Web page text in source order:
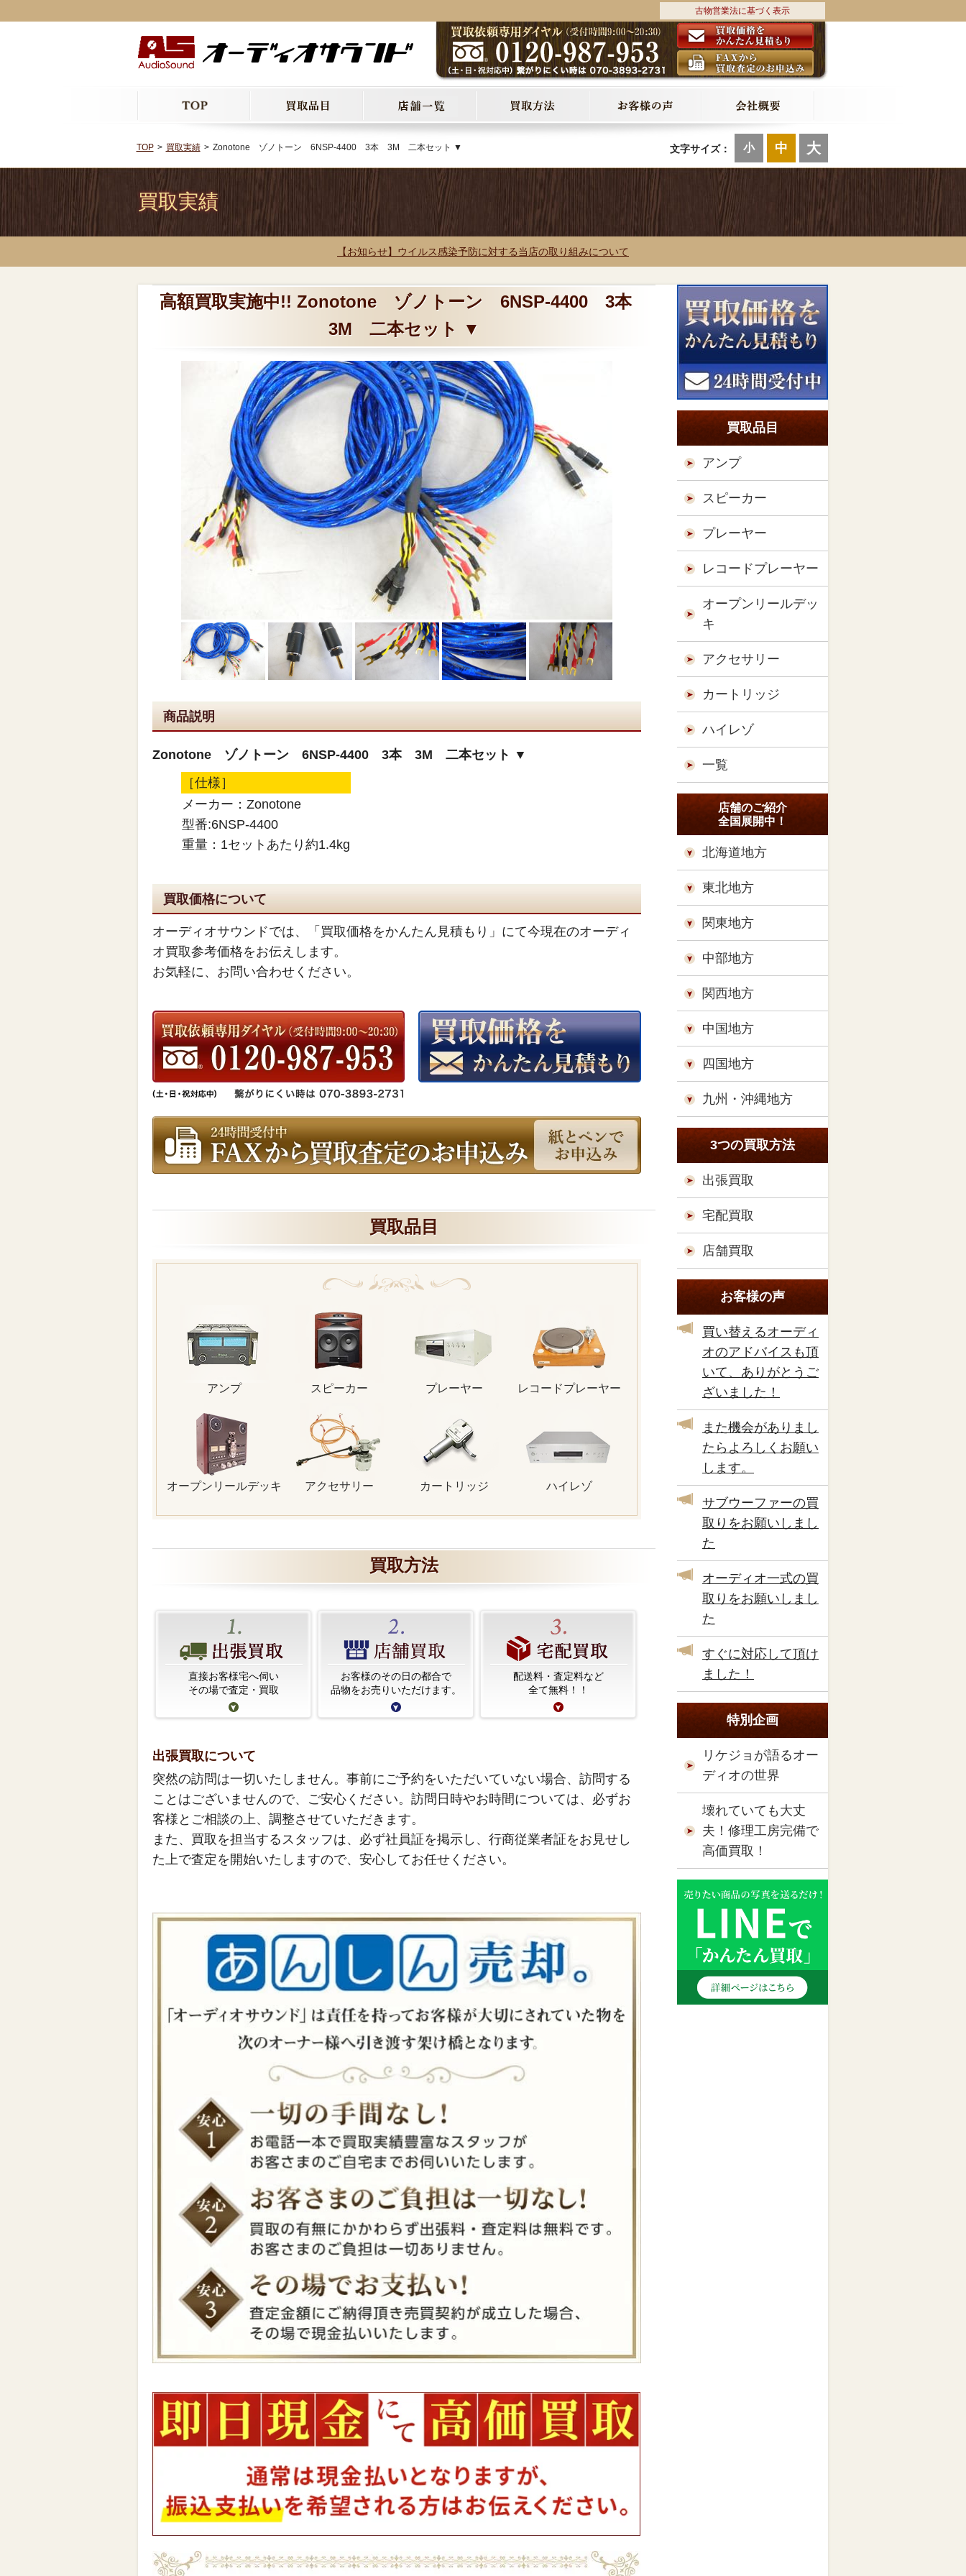
古物営業法に基づく表示
文字サイズ： 小 中 大
TOP 買取実績 Zonotone ゾノトーン 6NSP-4400 3本 3M 二本セット ▼
買取実績
【お知らせ】ウイルス感染予防に対する当店の取り組みについて
高額買取実施中!! Zonotone ゾノトーン 6NSP-4400 3本
3M 二本セット ▼
商品説明
Zonotone ゾノトーン 6NSP-4400 3本 3M 二本セット ▼
［仕様］
メーカー：Zonotone
型番:6NSP-4400
重量：1セットあたり約1.4kg
買取価格について
オーディオサウンドでは、「買取価格をかんたん見積もり」にて今現在のオーディ
オ買取参考価格をお伝えします。
お気軽に、お問い合わせください。
買取品目
アンプ スピーカー プレーヤー レコードプレーヤー
オープンリールデッキ アクセサリー カートリッジ ハイレゾ
買取方法
直接お客様宅へ伺い
その場で査定・買取
お客様のその日の都合で
品物をお売りいただけます。
配送料・査定料など
全て無料！！
出張買取について
突然の訪問は一切いたしません。事前にご予約をいただいていない場合、訪問する
ことはございませんので、ご安心ください。訪問日時やお時間については、必ずお
客様とご相談の上、調整させていただきます。
また、買取を担当するスタッフは、必ず社員証を掲示し、行商従業者証をお見せし
た上で査定を開始いたしますので、安心してお任せください。
買取品目
アンプ
スピーカー
プレーヤー
レコードプレーヤー
オープンリールデッ
キ
アクセサリー
カートリッジ
ハイレゾ
一覧
店舗のご紹介
全国展開中！
北海道地方
東北地方
関東地方
中部地方
関西地方
中国地方
四国地方
九州・沖縄地方
3つの買取方法
出張買取
宅配買取
店舗買取
お客様の声
買い替えるオーディ
オのアドバイスも頂
いて、ありがとうご
ざいました！
また機会がありまし
たらよろしくお願い
します。
サブウーファーの買
取りをお願いしまし
た
オーディオ一式の買
取りをお願いしまし
た
すぐに対応して頂け
ました！
特別企画
リケジョが語るオー
ディオの世界
壊れていても大丈
夫！修理工房完備で
高価買取！